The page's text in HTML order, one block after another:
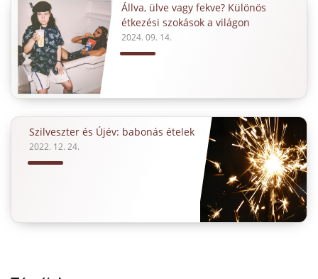
Állva, ülve vagy fekve? Különös
étkezési szokások a világon
2024. 09. 14.
Szilveszter és Újév: babonás ételek
2022. 12. 24.